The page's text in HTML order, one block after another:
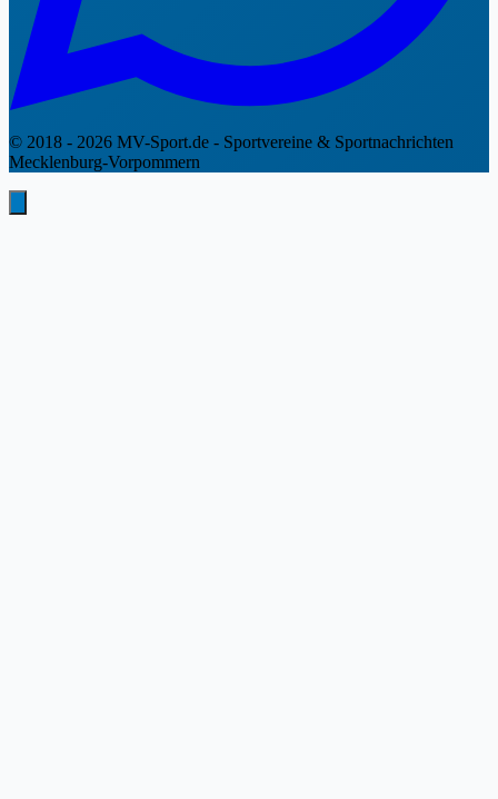
© 2018 - 2026 MV-Sport.de - Sportvereine & Sportnachrichten
Mecklenburg-Vorpommern